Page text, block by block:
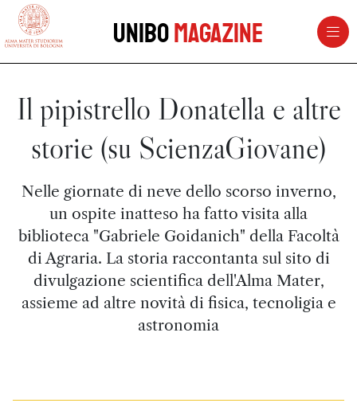
vai al contenuto della pagina
UniboMagazine
Il pipistrello Donatella e altre
storie (su ScienzaGiovane)
Nelle giornate di neve dello scorso inverno,
un ospite inatteso ha fatto visita alla
biblioteca "Gabriele Goidanich" della Facoltà
di Agraria. La storia raccontanta sul sito di
divulgazione scientifica dell'Alma Mater,
assieme ad altre novità di fisica, tecnoligia e
astronomia